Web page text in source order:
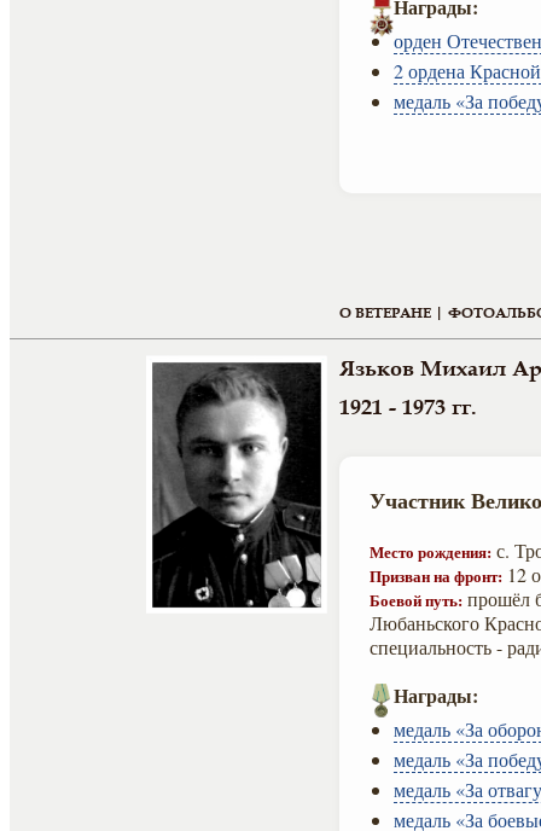
Награды:
орден
2 ордена
медаль «За
О ВЕТЕРАНЕ |
Язьков Михаил
1921 - 1973 гг.
Участник
Место рождения: с.
Призван на фронт: 12
Боевой путь: прошёл
Любаньского
специальность -
Награды:
медаль «За
медаль «За
медаль «За
медаль «За